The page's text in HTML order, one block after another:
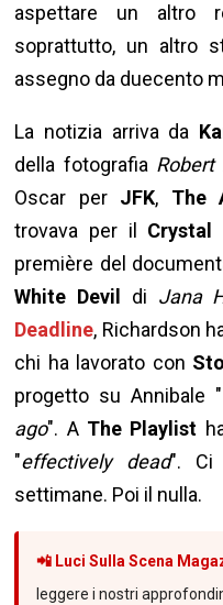
aspettare un altro
soprattutto, un altro
assegno da duecento
La notizia arriva da
della fotografia Robert
Oscar per JFK, The
trovava per il Crystal
première del
White Devil
di Jana
Deadline, Richardson
chi ha lavorato con
progetto su Annibale "
ago". A The Playlist
"effectively dead". Ci
settimane. Poi il nulla.
📲 Luci Sulla Scena
leggere i nostri